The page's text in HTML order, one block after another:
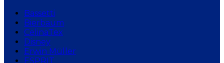
Bassetti
Bierbaum
CelinaTex
Disney
Erwin Müller
ESPRIT